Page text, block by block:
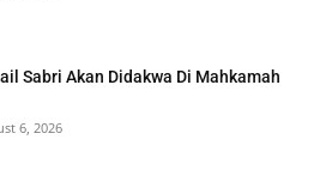
Sabri Akan Didakwa Di Mahkamah
6, 2026